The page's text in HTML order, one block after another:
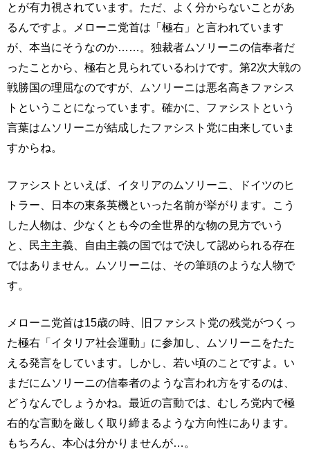
とが有力視されています。ただ、よく分からないことがあ
るんですよ。メローニ党首は「極右」と言われています
が、本当にそうなのか……。独裁者ムソリーニの信奉者だ
ったことから、極右と見られているわけです。第2次大戦の
戦勝国の理屈なのですが、ムソリーニは悪名高きファシス
トということになっています。確かに、ファシストという
言葉はムソリーニが結成したファシスト党に由来していま
すからね。
ファシストといえば、イタリアのムソリーニ、ドイツのヒ
トラー、日本の東条英機といった名前が挙がります。こう
した人物は、少なくとも今の全世界的な物の見方でいう
と、民主主義、自由主義の国ではで決して認められる存在
ではありません。ムソリーニは、その筆頭のような人物で
す。
メローニ党首は15歳の時、旧ファシスト党の残党がつくっ
た極右「イタリア社会運動」に参加し、ムソリーニをたた
える発言をしています。しかし、若い頃のことですよ。い
まだにムソリーニの信奉者のような言われ方をするのは、
どうなんでしょうかね。最近の言動では、むしろ党内で極
右的な言動を厳しく取り締まるような方向性にあります。
もちろん、本心は分かりませんが…。